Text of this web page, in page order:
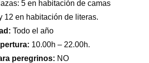
5 en habitación de camas
12 en habitación de literas.
Todo el año
10.00h – 22.00h.
peregrinos: NO